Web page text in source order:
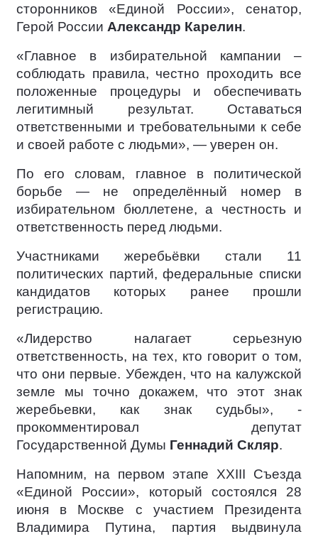
сторонников «Единой России», сенатор,
Герой России Александр Карелин.
«Главное в избирательной кампании –
соблюдать правила, честно проходить все
положенные процедуры и обеспечивать
легитимный результат. Оставаться
ответственными и требовательными к себе
и своей работе с людьми», — уверен он.
По его словам, главное в политической
борьбе — не определённый номер в
избирательном бюллетене, а честность и
ответственность перед людьми.
Участниками жеребьёвки стали 11
политических партий, федеральные списки
кандидатов которых ранее прошли
регистрацию.
«Лидерство налагает серьезную
ответственность, на тех, кто говорит о том,
что они первые. Убежден, что на калужской
земле мы точно докажем, что этот знак
жеребьевки, как знак судьбы», -
прокомментировал депутат
Государственной Думы Геннадий Скляр.
Напомним, на первом этапе XXIII Съезда
«Единой России», который состоялся 28
июня в Москве с участием Президента
Владимира Путина, партия выдвинула